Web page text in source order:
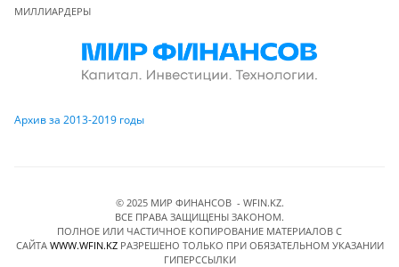
МИЛЛИАРДЕРЫ
Архив за 2013-2019 годы
© 2025 МИР ФИНАНСОВ - WFIN.KZ.
ВСЕ ПРАВА ЗАЩИЩЕНЫ ЗАКОНОМ.
ПОЛНОЕ ИЛИ ЧАСТИЧНОЕ КОПИРОВАНИЕ МАТЕРИАЛОВ C
САЙТА WWW.WFIN.KZРАЗРЕШЕНО ТОЛЬКО ПРИ ОБЯЗАТЕЛЬНОМ УКАЗАНИИ
ГИПЕРССЫЛКИ